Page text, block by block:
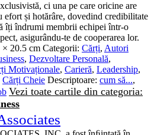
ci una pe care oricine are
efort și hotărâre, dovedind credibilitate
îți îndrumi membrii echipei într-o
asigurându-te de cooperarea lor.
× 20.5 cm Categorii: Cărți, Autori
, Dezvoltare Personală,
Motivaționale, Carieră, Leadership,
Cărți Cheie Descriptoare: cum să...,
Vezi toate cartile din categoria: